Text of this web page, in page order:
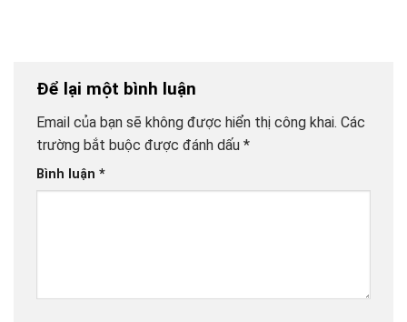
Để lại một bình luận
Email của bạn sẽ không được hiển thị công khai. Các
trường bắt buộc được đánh dấu *
Bình luận *